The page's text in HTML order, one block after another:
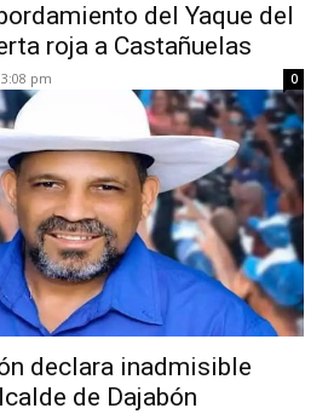
del Yaque del
roja a Castañuelas
pm 0
declara inadmisible
de Dajabón